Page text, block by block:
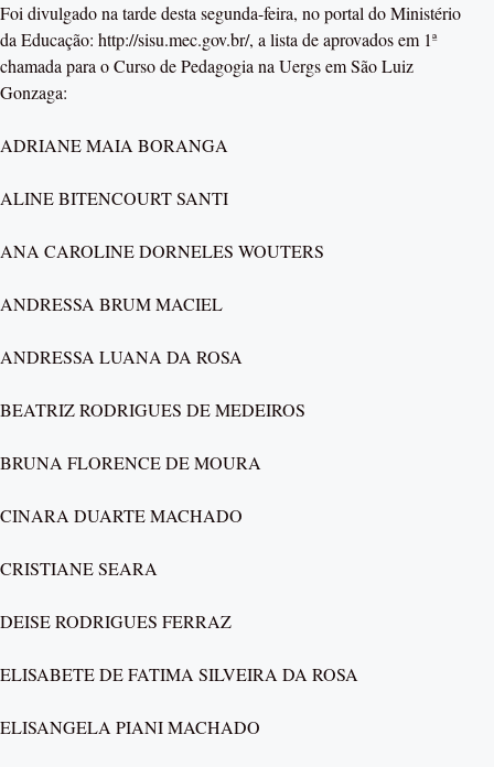
Foi divulgado na tarde desta segunda-feira, no portal do Ministério
da Educação: http://sisu.mec.gov.br/, a lista de aprovados em 1ª
chamada para o Curso de Pedagogia na Uergs em São Luiz
Gonzaga:
ADRIANE MAIA BORANGA
ALINE BITENCOURT SANTI
ANA CAROLINE DORNELES WOUTERS
ANDRESSA BRUM MACIEL
ANDRESSA LUANA DA ROSA
BEATRIZ RODRIGUES DE MEDEIROS
BRUNA FLORENCE DE MOURA
CINARA DUARTE MACHADO
CRISTIANE SEARA
DEISE RODRIGUES FERRAZ
ELISABETE DE FATIMA SILVEIRA DA ROSA
ELISANGELA PIANI MACHADO